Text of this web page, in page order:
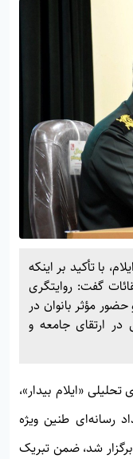
با تأکید بر اینکه
گفت: روایتگری
مؤثر بانوان در
ارتقای جامعه و
تحلیلی «ایلام بیدار»،
رسانه‌ای طنین ویژه
برگزار شد، ضمن تبریک